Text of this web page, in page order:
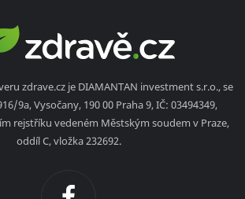
zdrave.cz je DIAMANTAN investment s.r.o., se
9a, Vysočany, 190 00 Praha 9, IČ: 03494349,
rejstříku vedeném Městským soudem v Praze,
oddíl C, vložka 232692.